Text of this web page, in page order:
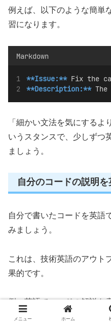
例えば、以下のような簡単
習になります。
Markdown
**Issue:** Fix the
**Description:** The
「細かい文法を気にするよ
いうスタンスで、少しずつ
ましょう。
自分のコードの説明
自分で書いたコードを英語
みましょう。
これは、技術英語のアウト
果的です。
例：英語でコードの解説を
メニュー ホーム